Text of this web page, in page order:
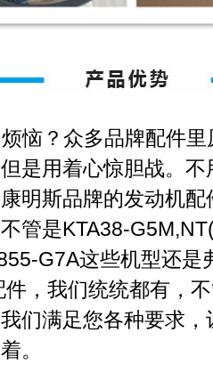
恼？众多品牌配件里
是用着心惊胆战。
明斯品牌的发动机
管是KTA38-
G7A这些机型还是
，我们统统都有，
们满足您各种要求
。